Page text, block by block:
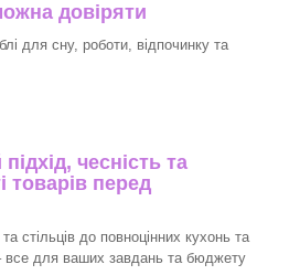
довіряти
для сну, роботи, відпочинку та
чесність та
товарів перед
стільців до повноцінних кухонь та
все для ваших завдань та бюджету